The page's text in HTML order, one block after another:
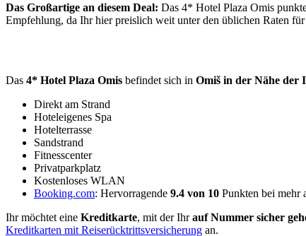
Das Großartige an diesem Deal: Das 4* Hotel Plaza Omis
Empfehlung, da Ihr hier preislich weit unter den üblichen Raten
Das 4* Hotel Plaza Omis befindet sich in Omiš in der Nähe der
Direkt am Strand
Hoteleigenes Spa
Hotelterrasse
Sandstrand
Fitnesscenter
Privatparkplatz
Kostenloses WLAN
Booking.com: Hervorragende 9.4 von 10 Punkten bei mehr
Ihr möchtet eine Kreditkarte, mit der Ihrauf Nummer sicher
Kreditkarten mit Reiserücktrittsversicherung an.